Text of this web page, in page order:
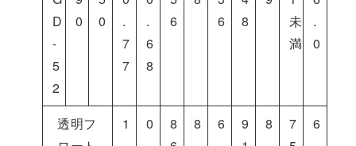
D
-
5
2
0
0
.
7
7
.
6
8
6
6
8
未
満
.
0
透明フ
1
0
8
8 6
9
8
7
6